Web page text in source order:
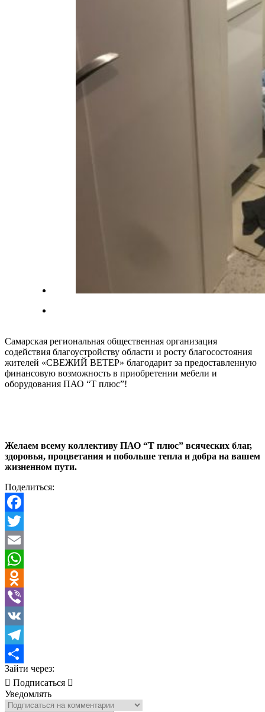
Самарская региональная общественная организация
содействия благоустройству области и росту благосостояния
жителей «СВЕЖИЙ ВЕТЕР» благодарит за предоставленную
финансовую возможность в приобретении мебели и
оборудования ПАО “Т плюс”!
Желаем всему коллективу ПАО “Т плюс” всяческих благ,
здоровья, процветания и побольше тепла и добра на вашем
жизненном пути.
Поделиться:
Facebook
Twitter
Email
WhatsApp
Odnoklassniki
Viber
VK
Telegram
Отправить
Зайти через:
Подписаться
Уведомлять